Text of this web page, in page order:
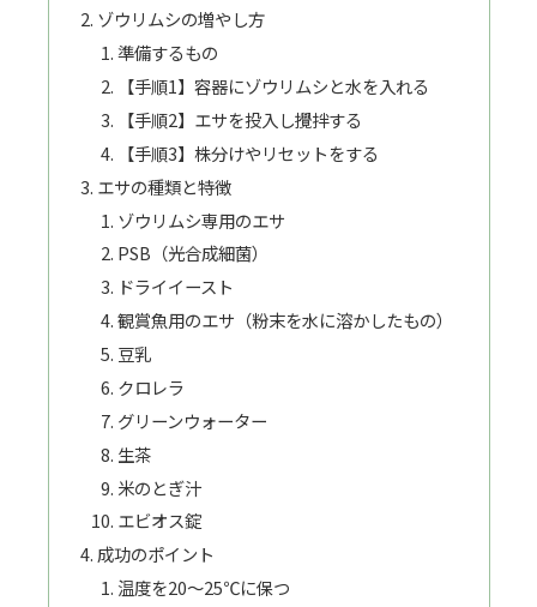
ゾウリムシの増やし方
準備するもの
【手順1】容器にゾウリムシと水を入れる
【手順2】エサを投入し攪拌する
【手順3】株分けやリセットをする
エサの種類と特徴
ゾウリムシ専用のエサ
PSB（光合成細菌）
ドライイースト
観賞魚用のエサ（粉末を水に溶かしたもの）
豆乳
クロレラ
グリーンウォーター
生茶
米のとぎ汁
エビオス錠
成功のポイント
温度を20～25℃に保つ